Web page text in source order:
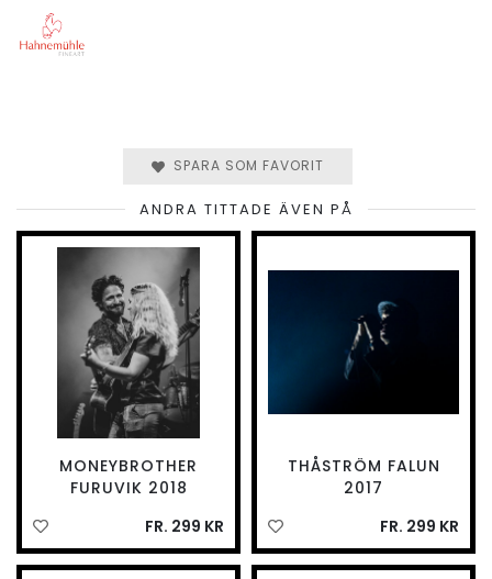
SPARA SOM FAVORIT
ANDRA TITTADE ÄVEN PÅ
MONEYBROTHER
FURUVIK 2018
FR. 299 KR
THÅSTRÖM FALUN
2017
FR. 299 KR